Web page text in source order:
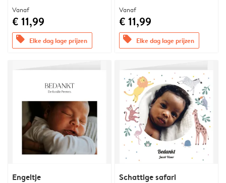
Vanaf
€ 11,99
offers Elke dag lage prijzen
Vanaf
€ 11,99
offers Elke dag lage prijzen
Engeltje Schattige safari